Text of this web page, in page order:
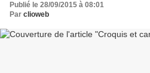
Publié le 28/09/2015 à 08:01
Par clioweb